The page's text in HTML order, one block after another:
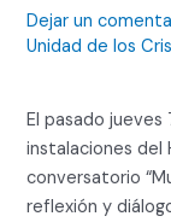
Dejar un
Unidad de los
El pasado
instalaciones del
conversatorio
reflexión y